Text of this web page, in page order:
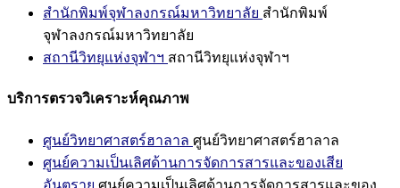
สำนักพิมพ์จุฬาลงกรณ์มหาวิทยาลัย สำนักพิมพ์
จุฬาลงกรณ์มหาวิทยาลัย
สถานีวิทยุแห่งจุฬาฯ สถานีวิทยุแห่งจุฬาฯ
บริการตรวจวิเคราะห์คุณภาพ
ศูนย์วิทยาศาสตร์ฮาลาล ศูนย์วิทยาศาสตร์ฮาลาล
ศูนย์ความเป็นเลิศด้านการจัดการสารและของเสีย
อันตราย ศูนย์ความเป็นเลิศด้านการจัดการสารและของ